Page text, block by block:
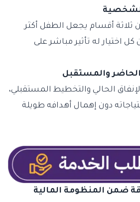
أقسام يجعل الطفل أكثر
كل اختيار له تأثير مباشر على
الحاضر والمستقبل
الحالي والتخطيط المستقبلي،
دون إهمال أهدافه طويلة
ضمن المنظومة المالية